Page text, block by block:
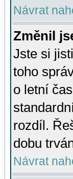
Návrat
Změnil
Jste si
toho
o letní
rozdíl.
dobu
Návrat